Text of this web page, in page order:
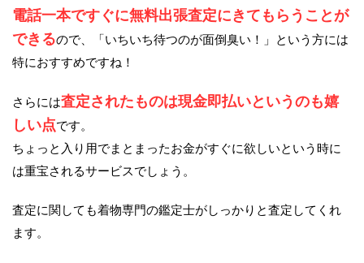
電話一本ですぐに無料出張査定にきてもらうことが
できるので、「いちいち待つのが面倒臭い！」という方には
特におすすめですね！
さらには査定されたものは現金即払いというのも嬉
しい点です。
ちょっと入り用でまとまったお金がすぐに欲しいという時に
は重宝されるサービスでしょう。
査定に関しても着物専門の鑑定士がしっかりと査定してくれ
ます。